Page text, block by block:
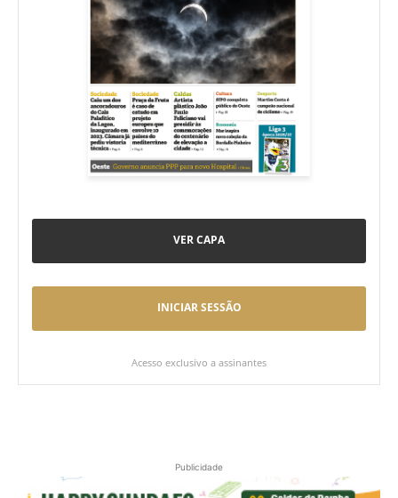
VER CAPA
INICIAR SESSÃO
Acesso exclusivo a assinantes
Publicidade